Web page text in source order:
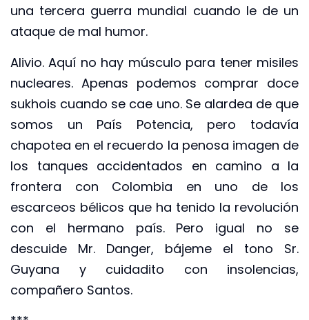
una tercera guerra mundial cuando le de un
ataque de mal humor.
Alivio. Aquí no hay músculo para tener misiles
nucleares. Apenas podemos comprar doce
sukhois cuando se cae uno. Se alardea de que
somos un País Potencia, pero todavía
chapotea en el recuerdo la penosa imagen de
los tanques accidentados en camino a la
frontera con Colombia en uno de los
escarceos bélicos que ha tenido la revolución
con el hermano país. Pero igual no se
descuide Mr. Danger, bájeme el tono Sr.
Guyana y cuidadito con insolencias,
compañero Santos.